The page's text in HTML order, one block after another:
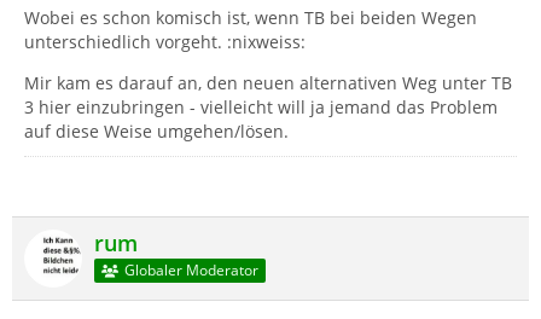
Wobei es schon komisch ist, wenn TB bei beiden Wegen
unterschiedlich vorgeht. :nixweiss:
Mir kam es darauf an, den neuen alternativen Weg unter TB
3 hier einzubringen - vielleicht will ja jemand das Problem
auf diese Weise umgehen/lösen.
rum
Globaler Moderator